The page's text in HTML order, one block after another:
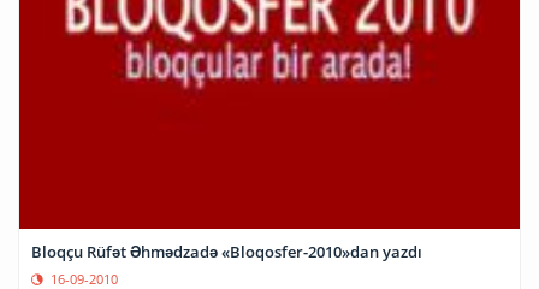
Bloqçu Rüfət Əhmədzadə «Bloqosfer-2010»dan yazdı
16-09-2010